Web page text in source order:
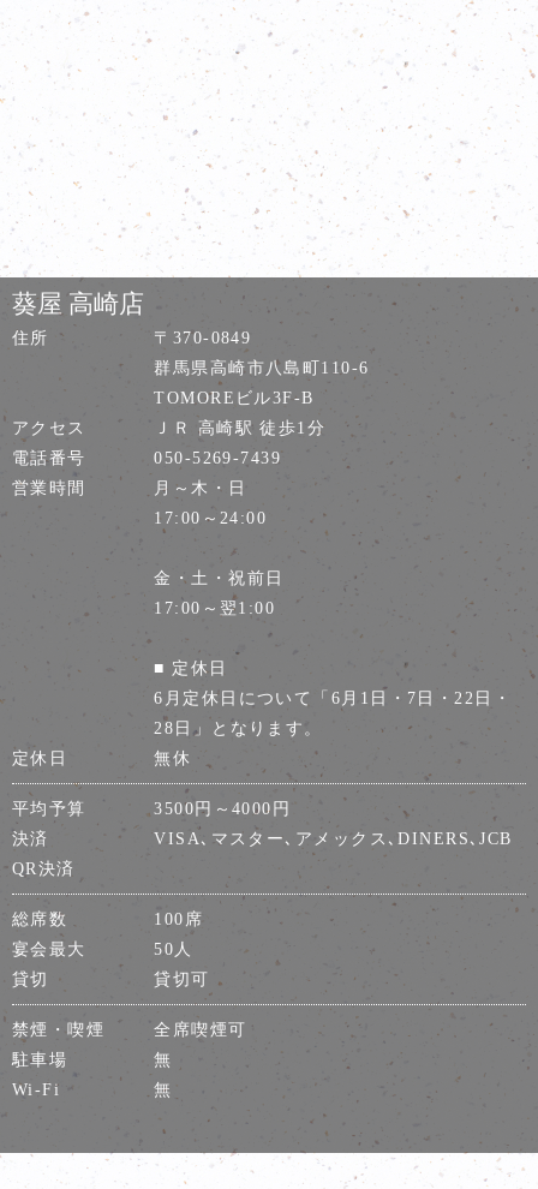
葵屋 高崎店
住所
〒370-0849
群馬県高崎市八島町110-6
TOMOREビル3F-B
アクセス
ＪＲ 高崎駅 徒歩1分
電話番号
050-5269-7439
営業時間
月～木・日
17:00～24:00
金・土・祝前日
17:00～翌1:00
■ 定休日
6月定休日について「6月1日・7日・22日・
28日」となります。
定休日
無休
平均予算
3500円～4000円
決済
VISA､マスター､アメックス､DINERS､JCB
QR決済
総席数
100席
宴会最大
50人
貸切
貸切可
禁煙・喫煙
全席喫煙可
駐車場
無
Wi-Fi
無